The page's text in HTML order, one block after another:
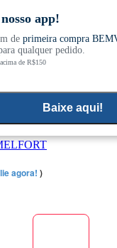
E comemore com
app!
de primeira compra
qualquer pedido.
de R$150
Baixe aqui!
60 Cápsulas -
agora! )